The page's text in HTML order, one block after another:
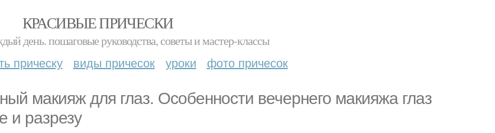
КРАСИВЫЕ ПРИЧЕСКИ
день. пошаговые руководства, советы и мастер-классы
прическу виды причесок уроки фото причесок
макияж для глаз. Особенности вечернего макияжа глаз
и разрезу